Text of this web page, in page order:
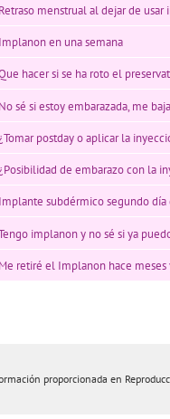
Retraso menstrual al dejar de
Implanon en una semana
hacer si se ha roto el
No sé si estoy embarazada, me
postday o aplicar la
de embarazo con la
Implante subdérmico segundo día
implanon y no sé si ya
Me retiré el Implanon hace
proporcionada en